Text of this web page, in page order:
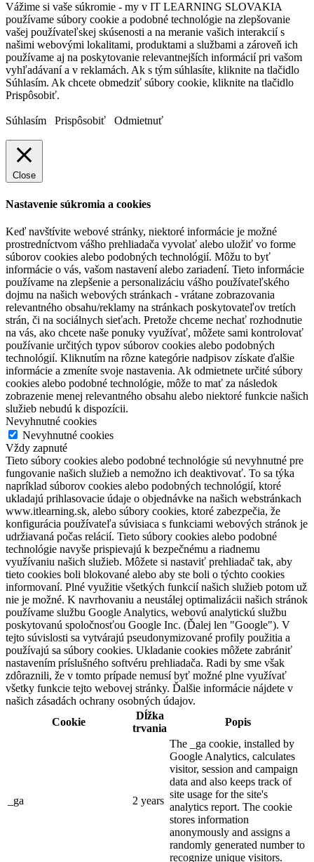
Vážime si vaše súkromie - my v IT LEARNING SLOVAKIA
používame súbory cookie a podobné technológie na zlepšovanie
vašej používateľskej skúsenosti a na meranie vašich interakcií s
našimi webovými lokalitami, produktami a službami a zároveň ich
používame aj na poskytovanie relevantnejších informácií pri vašom
vyhľadávaní a v reklamách. Ak s tým súhlasíte, kliknite na tlačidlo
Súhlasím. Ak chcete obmedziť súbory cookie, kliknite na tlačidlo
Prispôsobiť.
Súhlasím Prispôsobiť Odmietnuť
Close
Nastavenie súkromia a cookies
Keď navštívite webové stránky, niektoré informácie je možné
prostredníctvom vášho prehliadača vyvolať alebo uložiť vo forme
súborov cookies alebo podobných technológií. Môžu to byť
informácie o vás, vašom nastavení alebo zariadení. Tieto informácie
používame na zlepšenie a personalizáciu vášho používateľského
dojmu na našich webových stránkach - vrátane zobrazovania
relevantného obsahu/reklamy na stránkach poskytovateľov tretích
strán, či na sociálnych sieťach. Pretože chceme nechať rozhodnutie
na vás, ako chcete naše ponuky využívať, môžete sami kontrolovať
používanie určitých typov súborov cookies alebo podobných
technológií. Kliknutím na rôzne kategórie nadpisov získate ďalšie
informácie a zmeníte svoje nastavenia. Ak odmietnete určité súbory
cookies alebo podobné technológie, môže to mať za následok
zobrazenie menej relevantného obsahu alebo niektoré funkcie našich
služieb nebudú k dispozícii.
Nevyhnutné cookies
Nevyhnutné cookies
Vždy zapnuté
Tieto súbory cookies alebo podobné technológie sú nevyhnutné pre
fungovanie našich služieb a nemožno ich deaktivovať. To sa týka
napríklad súborov cookies alebo podobných technológií, ktoré
ukladajú prihlasovacie údaje o objednávke na našich webstránkach
www.itlearning.sk, alebo súbory cookies, ktoré zabezpečia, že
konfigurácia používateľa súvisiaca s funkciami webových stránok je
udržiavaná počas relácií. Tieto súbory cookies alebo podobné
technológie navyše prispievajú k bezpečnému a riadnemu
využívaniu našich služieb. Môžete si nastaviť prehliadač tak, aby
tieto cookies boli blokované alebo aby ste boli o týchto cookies
informovaní. Plné využitie všetkých funkcií našich služieb potom už
nie je možné. K navrhovaniu a neustálej optimalizácii našich stránok
používame službu Google Analytics, webovú analytickú službu
poskytovanú spoločnosťou Google Inc. (Ďalej len "Google"). V
tejto súvislosti sa vytvárajú pseudonymizované profily použitia a
používajú sa súbory cookies. Ukladanie cookies môžete zabrániť
nastavením príslušného softvéru prehliadača. Radi by sme však
zdôraznili, že v tomto prípade nemusí byť možné plne využívať
všetky funkcie tejto webovej stránky. Ďalšie informácie nájdete v
našich zásadách ochrany osobných údajov.
Cookie
Dĺžka
trvania
Popis
_ga 2 years
The _ga cookie, installed by
Google Analytics, calculates
visitor, session and campaign
data and also keeps track of
site usage for the site's
analytics report. The cookie
stores information
anonymously and assigns a
randomly generated number to
recognize unique visitors.